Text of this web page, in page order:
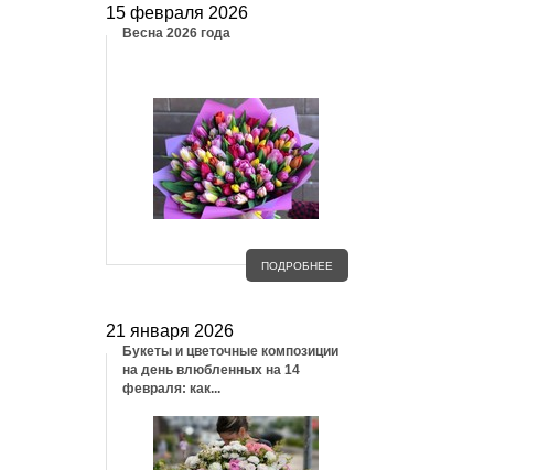
15 февраля 2026
Весна 2026 года
ПОДРОБНЕЕ
21 января 2026
Букеты и цветочные композиции
на день влюбленных на 14
февраля: как...